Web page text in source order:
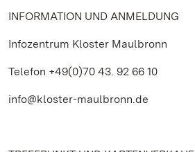
INFORMATION UND ANMELDUNG
Infozentrum Kloster Maulbronn
Telefon +49(0)70 43. 92 66 10
info@kloster-maulbronn.de